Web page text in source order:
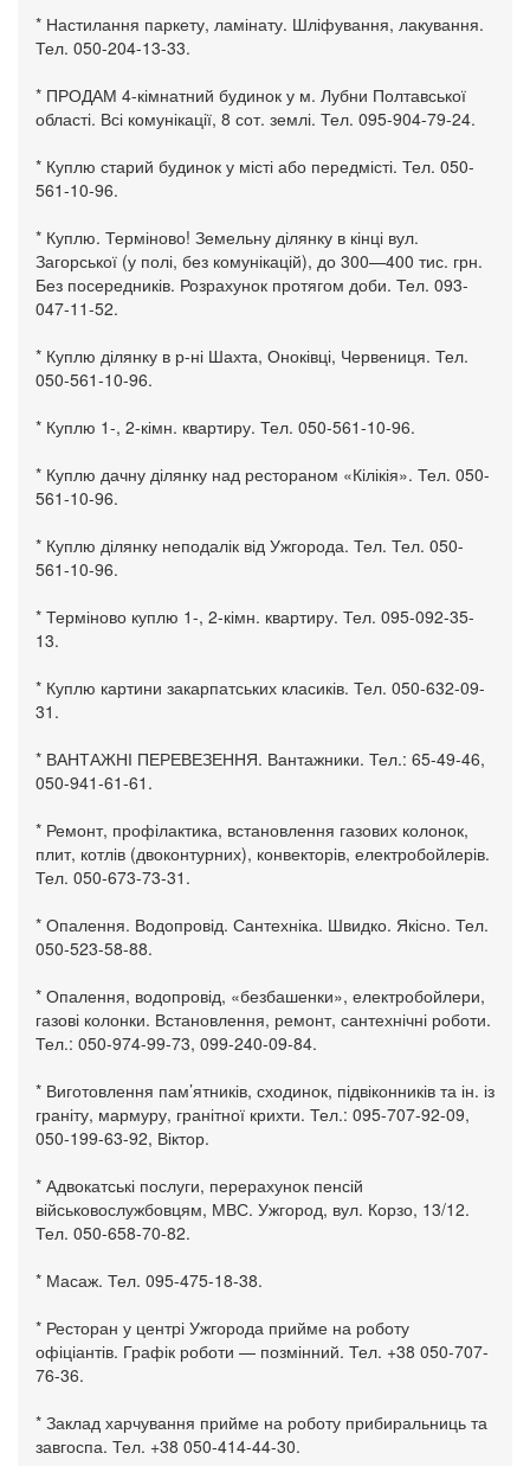
* Настилання паркету, ламінату. Шліфування, лакування.
Тел. 050-204-13-33.
* ПРОДАМ 4-кімнатний будинок у м. Лубни Полтавської
області. Всі комунікації, 8 сот. землі. Тел. 095-904-79-24.
* Куплю старий будинок у місті або передмісті. Тел. 050-
561-10-96.
* Куплю. Терміново! Земельну ділянку в кінці вул.
Загорської (у полі, без комунікацій), до 300—400 тис. грн.
Без посередників. Розрахунок протягом доби. Тел. 093-
047-11-52.
* Куплю ділянку в р-ні Шахта, Оноківці, Червениця. Тел.
050-561-10-96.
* Куплю 1-, 2-кімн. квартиру. Тел. 050-561-10-96.
* Куплю дачну ділянку над рестораном «Кілікія». Тел. 050-
561-10-96.
* Куплю ділянку неподалік від Ужгорода. Тел. Тел. 050-
561-10-96.
* Терміново куплю 1-, 2-кімн. квартиру. Тел. 095-092-35-
13.
* Куплю картини закарпатських класиків. Тел. 050-632-09-
31.
* ВАНТАЖНІ ПЕРЕВЕЗЕННЯ. Вантажники. Тел.: 65-49-46,
050-941-61-61.
* Ремонт, профілактика, встановлення газових колонок,
плит, котлів (двоконтурних), конвекторів, електробойлерів.
Тел. 050-673-73-31.
* Опалення. Водопровід. Сантехніка. Швидко. Якісно. Тел.
050-523-58-88.
* Опалення, водопровід, «безбашенки», електробойлери,
газові колонки. Встановлення, ремонт, сантехнічні роботи.
Тел.: 050-974-99-73, 099-240-09-84.
* Виготовлення пам’ятників, сходинок, підвіконників та ін. із
граніту, мармуру, гранітної крихти. Тел.: 095-707-92-09,
050-199-63-92, Віктор.
* Адвокатські послуги, перерахунок пенсій
військовослужбовцям, МВС. Ужгород, вул. Корзо, 13/12.
Тел. 050-658-70-82.
* Масаж. Тел. 095-475-18-38.
* Ресторан у центрі Ужгорода прийме на роботу
офіціантів. Графік роботи — позмінний. Тел. +38 050-707-
76-36.
* Заклад харчування прийме на роботу прибиральниць та
завгоспа. Тел. +38 050-414-44-30.